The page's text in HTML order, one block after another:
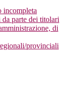
incompleta
parte dei titolari
di
provinciali